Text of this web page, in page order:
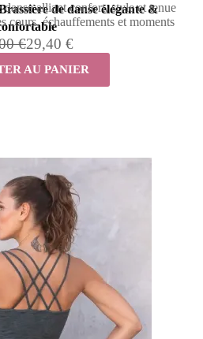
de danse élégante &
alliant confort, style et tenue
cours, échauffements et moments
€29,40 €
AU PANIER